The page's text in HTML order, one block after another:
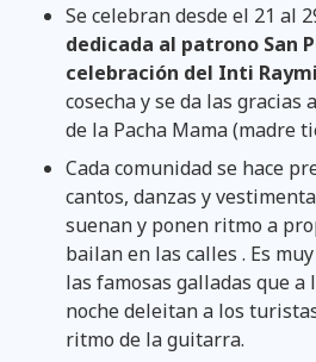
Se celebran desde el 21 al
dedicada al patrono San
celebración del Inti Raymi
cosecha y se da las
de la Pacha Mama (madre
Cada comunidad se hace
cantos, danzas y
suenan y ponen ritmo a
bailan en las calles . Es
las famosas galladas que a
noche deleitan a los
ritmo de la guitarra.